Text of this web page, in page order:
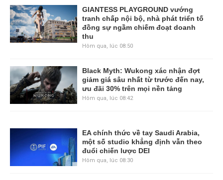
GIANTESS PLAYGROUND vướng
tranh chấp nội bộ, nhà phát triển tố
đồng sự ngầm chiếm đoạt doanh
thu
Hôm qua, lúc 08:50
Black Myth: Wukong xác nhận đợt
giảm giá sâu nhất từ trước đến nay,
ưu đãi 30% trên mọi nền tảng
Hôm qua, lúc 08:42
EA chính thức về tay Saudi Arabia,
một số studio khẳng định vẫn theo
đuổi chiến lược DEI
Hôm qua, lúc 08:30